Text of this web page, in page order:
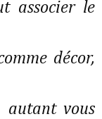
associer le
décor,
autant vous